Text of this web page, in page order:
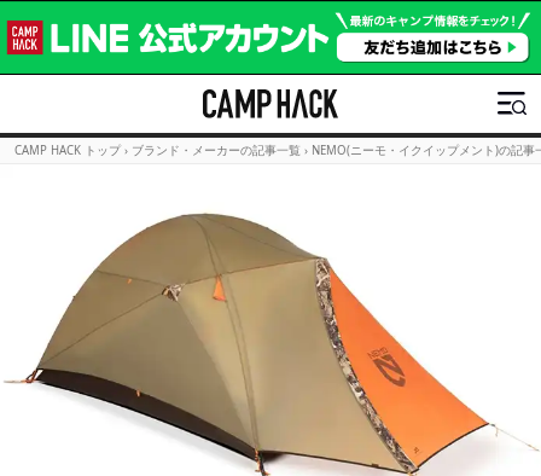
CAMP HACK トップ › ブランド・メーカーの記事一覧 › NEMO(ニーモ・イクイップメント)の記事